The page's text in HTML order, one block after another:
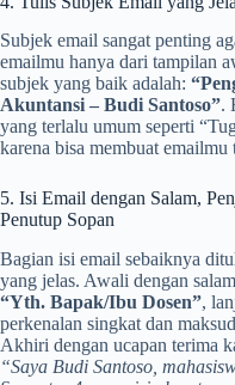
Subjek email sangat penting
emailmu hanya dari tampilan
subjek yang baik adalah:
Akuntansi – Budi Santoso”.
yang terlalu umum seperti
karena bisa membuat emailmu
5. Isi Email dengan Salam,
Penutup Sopan
Bagian isi email sebaiknya
yang jelas. Awali dengan
“Yth. Bapak/Ibu Dosen”,
perkenalan singkat dan
Akhiri dengan ucapan terima
“Saya Budi Santoso,